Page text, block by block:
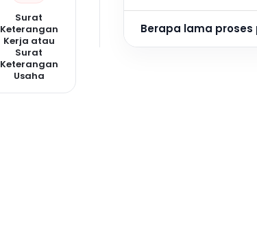
Surat
Keterangan
Kerja atau
Surat
Keterangan
Usaha
Berapa lama proses